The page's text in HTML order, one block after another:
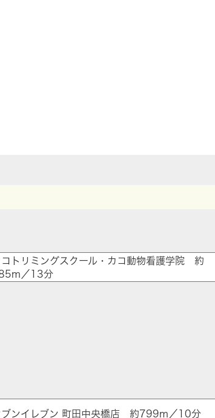
コトリミングスクール・カコ動物看護学院 約
／13分
ブンイレブン 町田中央橋店 約799m／10分